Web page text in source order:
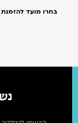
בחרו מועד